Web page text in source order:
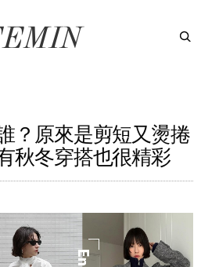
？原來是剪短又燙捲
秋冬穿搭也很精彩